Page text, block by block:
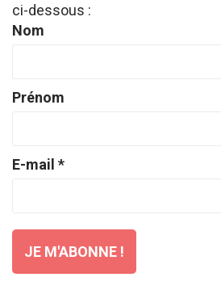
ci-dessous :
Nom
Prénom
E-mail *